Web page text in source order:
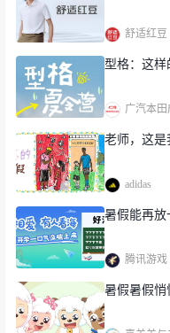
参加比赛的过程也同
州赶到珠海，一落
全面的讨论，重新
略和目标并进行调
势和弱点，并制定
划书和展示作品，
我们始终互相支持
良好的状态。这些
石”。
舒适红豆
型格：这样
广汽本
老师，这是
adidas
暑假能再放
腾讯游戏
暑假暑假悄